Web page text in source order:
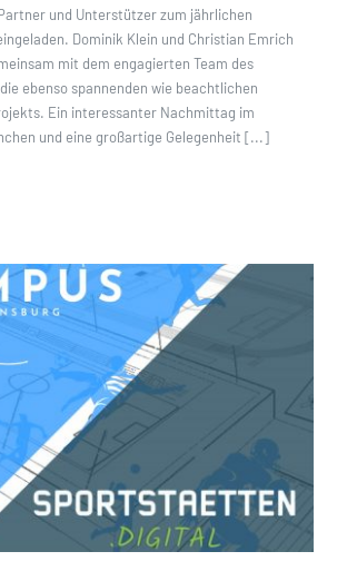
und Unterstützer zum jährlichen
Dominik Klein und Christian Emrich
mit dem engagierten Team des
ebenso spannenden wie beachtlichen
Ein interessanter Nachmittag im
und eine großartige Gelegenheit [...]